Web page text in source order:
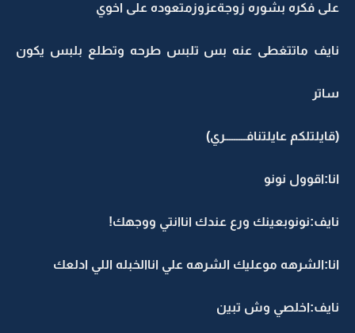
على فكره بشوره زوجةعزوزمتعوده على اخوي
نايف ماتتغطى عنه بس تلبس طرحه وتطلع بلبس يكون
ساتر
(قايلتلكم عايلتنافـــــــــري)
انا:اقوول نونو
نايف:نونوبعينك ورع عندك اناانتي ووجهك!
انا:الشرهه موعليك الشرهه علي اناالخبله اللي ادلعك
نايف:اخلصي وش تبين